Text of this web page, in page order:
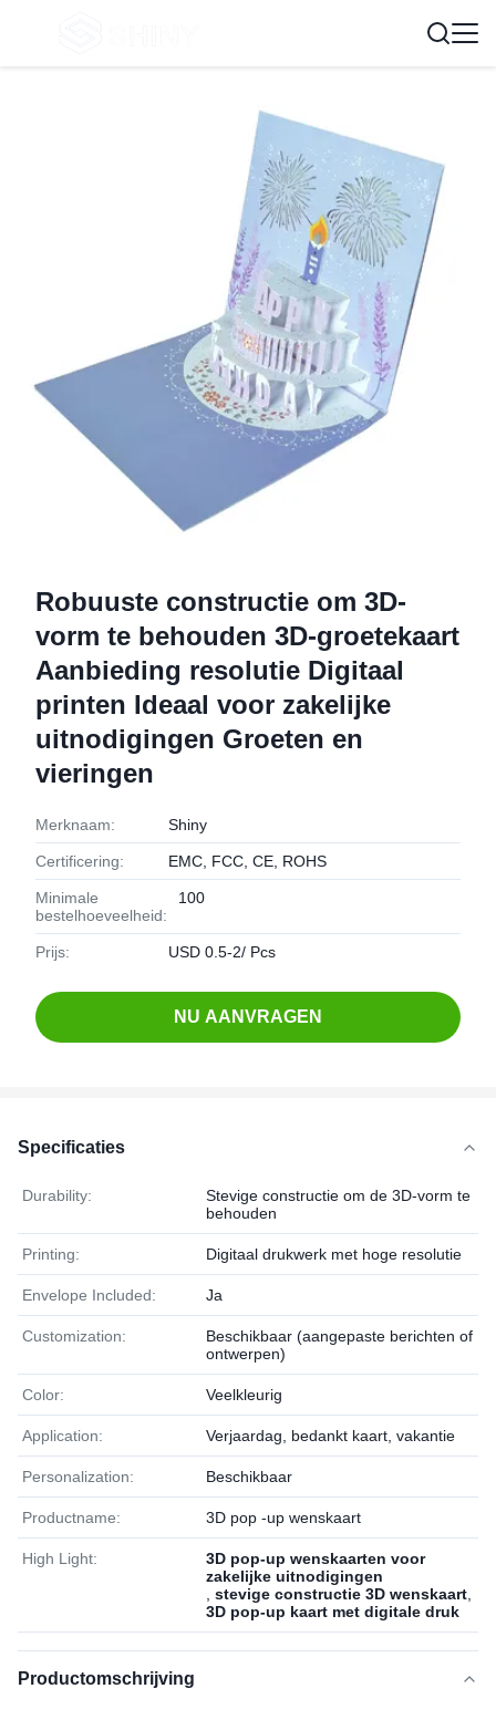
Robuuste constructie om 3D-
vorm te behouden 3D-groetekaart
Aanbieding resolutie Digitaal
printen Ideaal voor zakelijke
uitnodigingen Groeten en
vieringen
Merknaam: Shiny
Certificering: EMC, FCC, CE, ROHS
Minimale
bestelhoeveelheid:
100
Prijs: USD 0.5-2/ Pcs
NU AANVRAGEN
Specificaties
Durability:
Stevige constructie om de 3D-vorm te
behouden
Printing: Digitaal drukwerk met hoge resolutie
Envelope Included: Ja
Customization:
Beschikbaar (aangepaste berichten of
ontwerpen)
Color: Veelkleurig
Application: Verjaardag, bedankt kaart, vakantie
Personalization: Beschikbaar
Productname: 3D pop -up wenskaart
High Light:
3D pop-up wenskaarten voor
zakelijke uitnodigingen
stevige constructie 3D wenskaart
3D pop-up kaart met digitale druk
Productomschrijving